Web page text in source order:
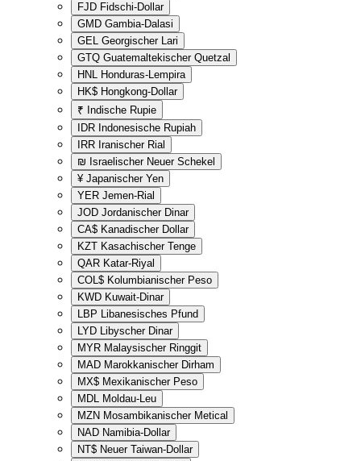
FJD Fidschi-Dollar
GMD Gambia-Dalasi
GEL Georgischer Lari
GTQ Guatemaltekischer Quetzal
HNL Honduras-Lempira
HK$ Hongkong-Dollar
₹ Indische Rupie
IDR Indonesische Rupiah
IRR Iranischer Rial
₪ Israelischer Neuer Schekel
¥ Japanischer Yen
YER Jemen-Rial
JOD Jordanischer Dinar
CA$ Kanadischer Dollar
KZT Kasachischer Tenge
QAR Katar-Riyal
COL$ Kolumbianischer Peso
KWD Kuwait-Dinar
LBP Libanesisches Pfund
LYD Libyscher Dinar
MYR Malaysischer Ringgit
MAD Marokkanischer Dirham
MX$ Mexikanischer Peso
MDL Moldau-Leu
MZN Mosambikanischer Metical
NAD Namibia-Dollar
NT$ Neuer Taiwan-Dollar